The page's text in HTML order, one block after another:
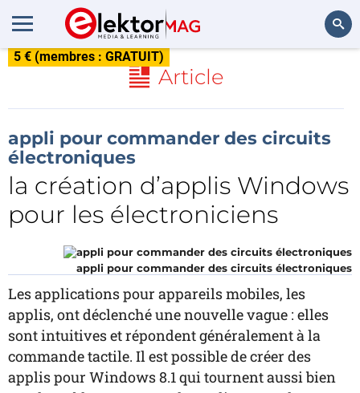
5 € (membres : GRATUIT)
Article
appli pour commander des circuits
électroniques
la création d’applis Windows
pour les électroniciens
appli pour commander des circuits électroniques
Les applications pour appareils mobiles, les
applis, ont déclenché une nouvelle vague : elles
sont intuitives et répondent généralement à la
commande tactile. Il est possible de créer des
applis pour Windows 8.1 qui tournent aussi bien